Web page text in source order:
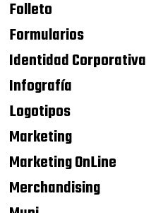
Folleto
Formularios
Identidad Corporativa
Infografía
Logotipos
Marketing
Marketing OnLine
Merchandising